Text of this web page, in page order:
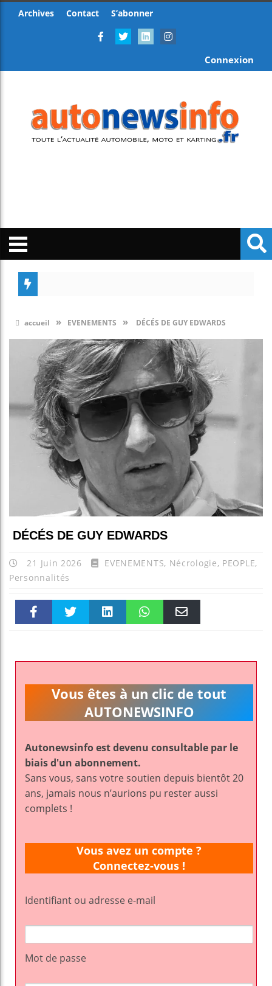
Archives Contact S’abonner
Connexion
accueil » EVENEMENTS » DÉCÉS DE GUY EDWARDS
DÉCÉS DE GUY EDWARDS
21 Juin 2026 EVENEMENTS, Nécrologie, PEOPLE,
Personnalités
k pt
Vous êtes à un clic de tout
AUTONEWSINFO
Autonewsinfo est devenu consultable par le
biais d'un abonnement.
Sans vous, sans votre soutien depuis bientôt 20
ans, jamais nous n’aurions pu rester aussi
complets !
Vous avez un compte ?
Connectez-vous !
Identifiant ou adresse e-mail
Mot de passe